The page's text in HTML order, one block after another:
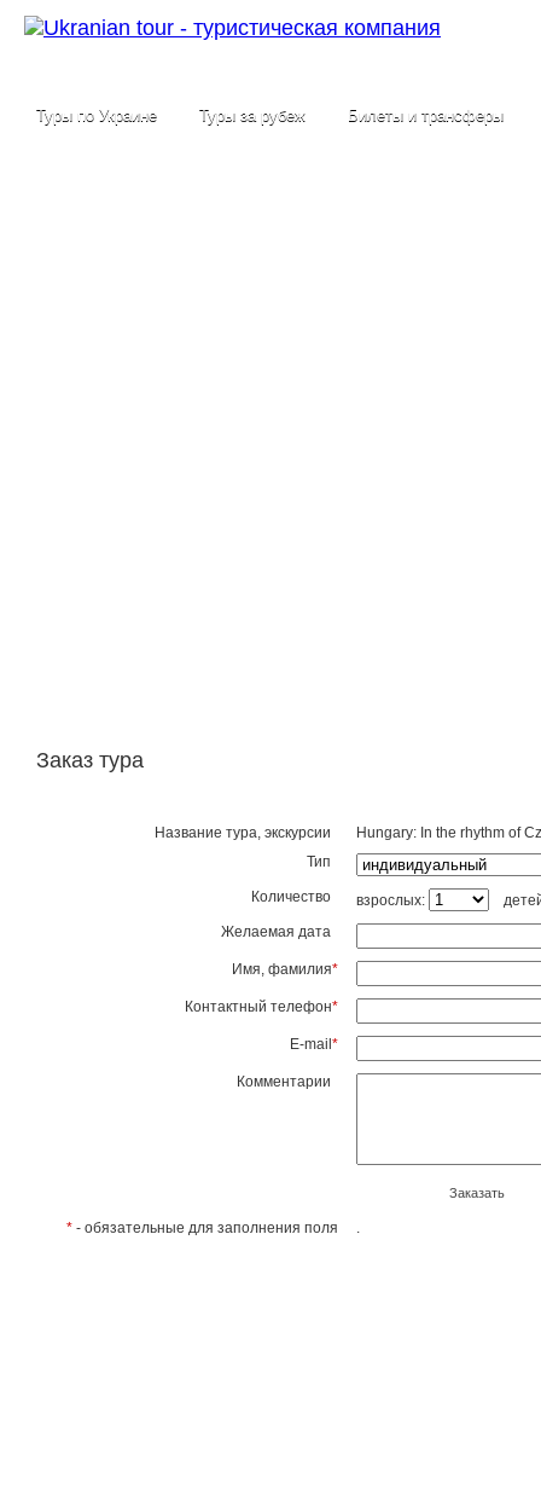
Туры по Украине Туры за рубеж Билеты и трансферы
Заказ тура
Название тура, экскурсии
Hungary: In the rhythm of
Тип
Количество взрослых:
Желаемая дата
Имя, фамилия*
Контактный телефон*
E-mail *
Комментарии
Заказать
* - обязательные для заполнения поля .